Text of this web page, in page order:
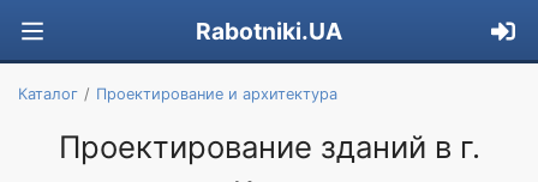
Rabotniki.UA
Каталог Проектирование и архитектура
Проектирование зданий в г.